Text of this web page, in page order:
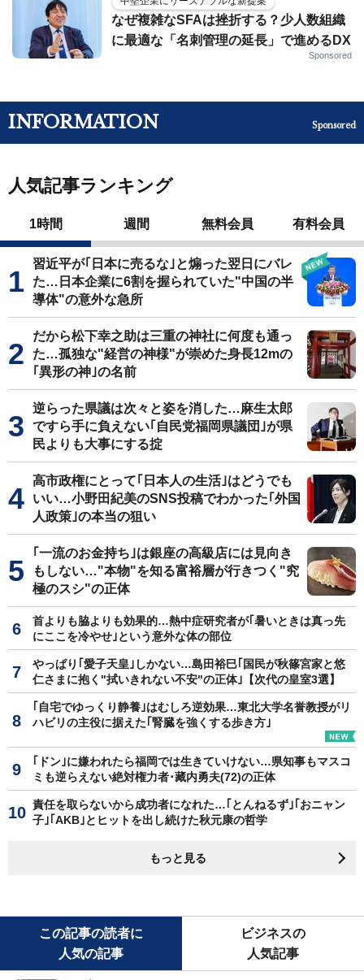
なぜ複雑なSFAは挫折する？少人数組織
に最適な「名刺管理の延長」で進めるDX
Sponsored
INFORMATION Sponsored
人気記事ランキング
1時間 週間 無料会員 有料会員
習近平が｢日本に売るな｣と煽った翌日にバレ
た…日本企業に6割を握られていた"中国の半
導体"の意外な急所
だから松下幸之助は三重の神社に何度も通っ
た…孤独な"経営の神様"が崇めた身長12mの
｢異形の神｣の名前
逆らった県議は次々と姿を消した…麻生太郎
ですら手に負えない｢自民党福岡県議団｣が県
民よりも大事にする掟
高市政権にとって｢日本人の生活｣はどうでも
いい…小野田紀美のSNS投稿でわかった｢外国
人政策｣の本当の狙い
｢一流のお金持ち｣は銀座の高級店には見向き
もしない…"本物"を知る富裕層が行きつく"究
極のスシ"の正体
首よりも脇よりも効果的…熱中症研究者が｢暑いときは真っ先
にここを冷やせ｣という意外な体の部位
やっぱり｢愛子天皇｣しかない…島田裕巳｢国民が秋篠宮家と悠
仁さまに抱く"拭いきれない不安"の正体｣【次代の皇室3選】
｢自宅でゆっくり静養｣はむしろ逆効果…東北大学名誉教授がリ
ハビリの主役に据えた｢腎臓を強くする歩き方｣
｢ドン｣に嫌われたら福岡では生きていけない…県知事もマスコ
ミも逆らえない絶対権力者･藏内勇夫(72)の正体
責任を取らないから成功者になれた…｢とんねるず｣｢おニャン
子｣｢AKB｣とヒットを出し続けた秋元康の哲学
もっと見る
この記事の読者に
人気の記事
ビジネスの
人気記事